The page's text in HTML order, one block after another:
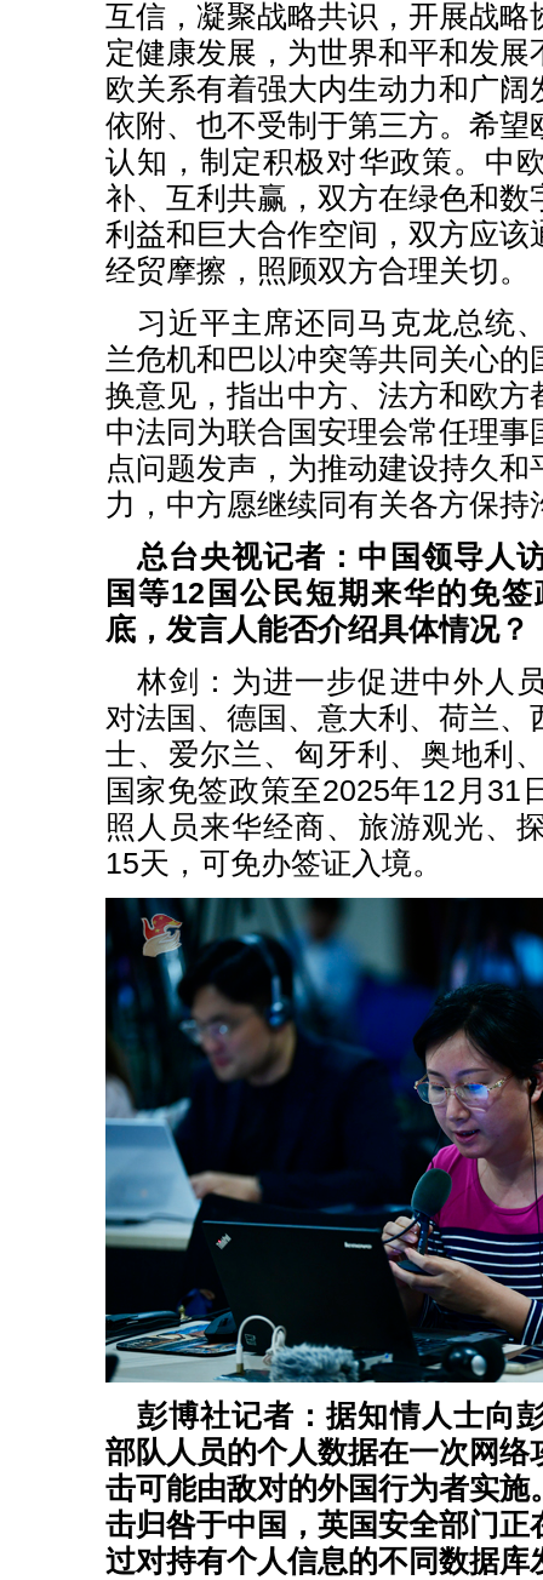
互信，凝聚战略共识，开展战略
定健康发展，为世界和平和发
欧关系有着强大内生动力和广
依附、也不受制于第三方。希望
认知，制定积极对华政策。中
补、互利共赢，双方在绿色和数
利益和巨大合作空间，双方应该
经贸摩擦，照顾双方合理关切。
习近平主席还同马克龙总统
兰危机和巴以冲突等共同关心
换意见，指出中方、法方和欧方
中法同为联合国安理会常任理事
点问题发声，为推动建设持久
力，中方愿继续同有关各方保持
总台央视记者：中国领导人
国等12国公民短期来华的免
底，发言人能否介绍具体情况？
林剑：为进一步促进中外人
对法国、德国、意大利、荷兰、
士、爱尔兰、匈牙利、奥地利
国家免签政策至2025年12月31
照人员来华经商、旅游观光、
15天，可免办签证入境。
彭博社记者：据知情人士向
部队人员的个人数据在一次网络
击可能由敌对的外国行为者实施
击归咎于中国，英国安全部门正
过对持有个人信息的不同数据库